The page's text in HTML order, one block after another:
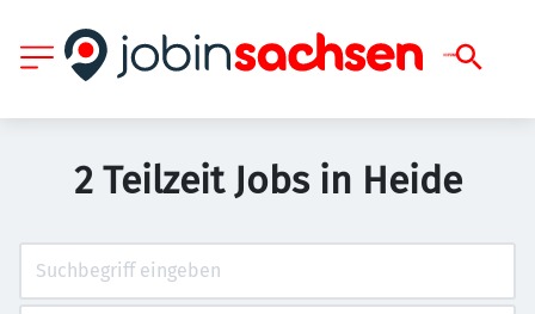
2 Teilzeit Jobs in Heide